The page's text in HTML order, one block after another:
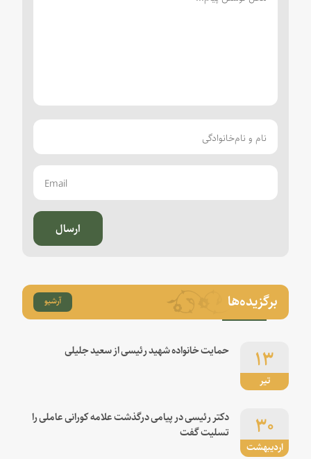
ارسال
برگزیده‌ها آرشیو
تیر
۱۳ حمایت خانواده شهید رئیسی از سعید جلیلی
اردیبهشت
۳۰
دکتر رئیسی در پیامی درگذشت علامه کورانی عاملی را
تسلیت گفت